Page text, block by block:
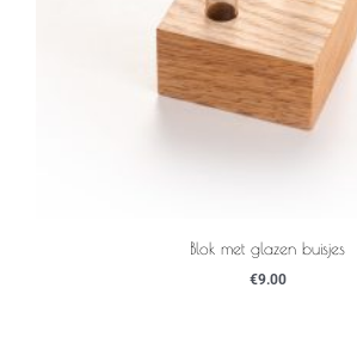
Blok met glazen buisjes
€9.00